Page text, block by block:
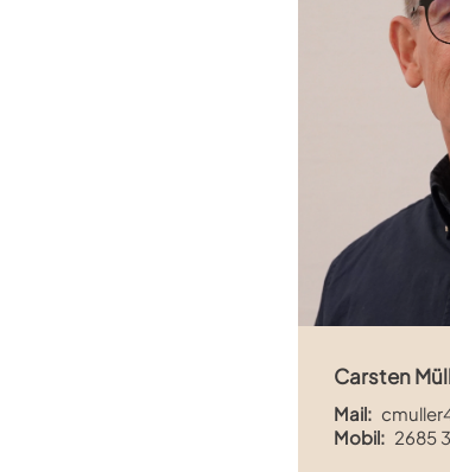
Carsten
Mail:
Mobil: 2685